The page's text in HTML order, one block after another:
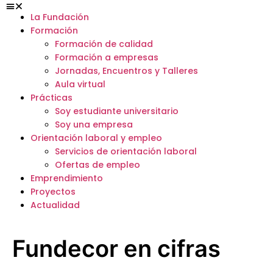
La Fundación
Formación
Formación de calidad
Formación a empresas
Jornadas, Encuentros y Talleres
Aula virtual
Prácticas
Soy estudiante universitario
Soy una empresa
Orientación laboral y empleo
Servicios de orientación laboral
Ofertas de empleo
Emprendimiento
Proyectos
Actualidad
Fundecor en cifras